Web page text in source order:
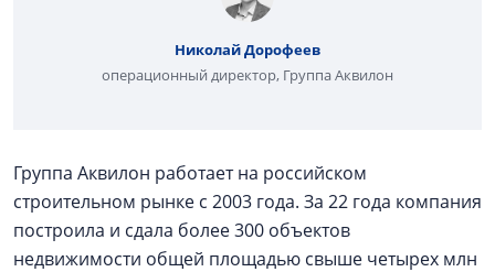
Николай Дорофеев
операционный директор, Группа Аквилон
Группа Аквилон работает на российском
строительном рынке с 2003 года. За 22 года компания
построила и сдала более 300 объектов
недвижимости общей площадью свыше четырех млн